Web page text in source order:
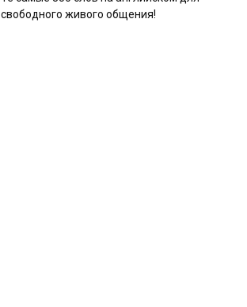
свободного живого общения!